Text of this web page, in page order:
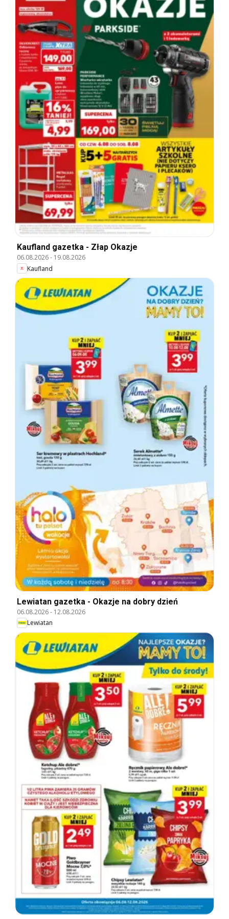
Kaufland gazetka - Złap Okazje
06.08.2026- 19.08.2026
Kaufland
Lewiatan gazetka - Okazje na dobry dzień
06.08.2026- 12.08.2026
Lewiatan